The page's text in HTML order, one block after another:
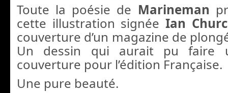
Toute la poésie de Marineman
cette illustration signée Ian
couverture d’un magazine de
Un dessin qui aurait pu faire
couverture pour l’édition Française.
Une pure beauté.